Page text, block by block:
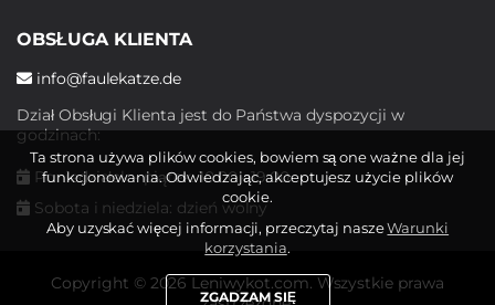
OBSŁUGA KLIENTA
info@faulekatze.de
Dział Obsługi Klienta jest do Państwa dyspozycji w
godzinach:
Poniedziałek - piątek: 10:00 - 19:00
Sobota i niedziela: dzień wolny
Copyright © 2026 Leniwykot.com. Wszystkie prawa
Ta strona używa plików cookies, bowiem są one ważne dla jej
funkcjonowania. Odwiedzając, akceptujesz użycie plików
cookie.
Aby uzyskać więcej informacji, przeczytaj naszeWarunki
korzystania.
ZGADZAM SIĘ